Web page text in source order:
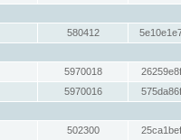
580412
5970018
5970016
502300